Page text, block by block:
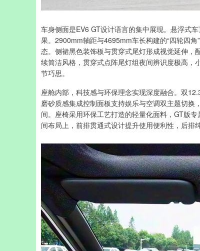
车身侧面是EV6 GT设计语言的集中展现。悬浮式
果。2900mm轴距与4695mm车长构建的“四轮四
态。侧裙黑色装饰板与贯穿式尾灯形成视觉延伸
续简洁风格，贯穿式点阵尾灯组夜间辨识度极高
节巧思。
座舱内部，科技感与环保理念实现深度融合。双
磨砂质感集成控制面板支持娱乐与空调双主题切
间。座椅采用环保工艺打造的轻量化面料，GT版
间布局上，前排贯通式设计提升使用便利性，后排